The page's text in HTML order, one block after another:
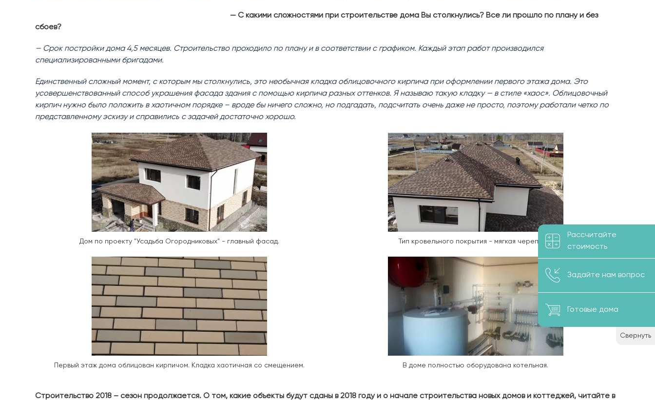
— С какими сложностями при строительстве дома Вы столкнулись? Все ли прошло по плану и без
сбоев?
— Срок постройки дома 4,5 месяцев. Строительство проходило по плану и в соответствии с графиком. Каждый этап работ производился
специализированными бригадами.
Единственный сложный момент, с которым мы столкнулись, это необычная кладка облицовочного кирпича при оформлении первого этажа дома. Это
усовершенствованный способ украшения фасада здания с помощью кирпича разных оттенков. Я называю такую кладку — в стиле «хаос». Облицовочный
кирпич нужно было положить в хаотичном порядке – вроде бы ничего сложно, но подгадать, подсчитать очень даже не просто, поэтому работали четко по
представленному эскизу и справились с задачей достаточно хорошо.
Дом по проекту "Усадьба Огородниковых" - главный фасад. Тип кровельного покрытия - мягкая черепица.
Первый этаж дома облицован кирпичом. Кладка хаотичная со смещением. В доме полностью оборудована котельная.
Строительство 2018 – сезон продолжается. О том, какие объекты будут сданы в 2018 году и о начале строительства новых домов и коттеджей, читайте в
Рассчитайте
стоимость
Задайте нам вопрос
Готовые дома
Свернуть